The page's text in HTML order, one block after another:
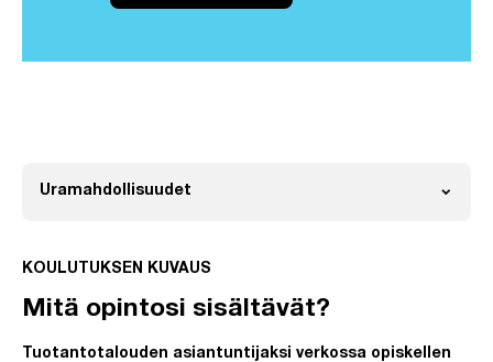
Uramahdollisuudet expand_more
KOULUTUKSEN KUVAUS
Mitä opintosi sisältävät?
Tuotantotalouden asiantuntijaksi verkossa opiskellen